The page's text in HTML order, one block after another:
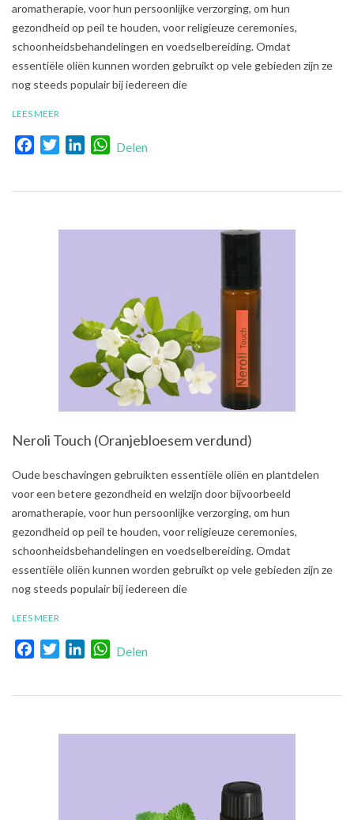
aromatherapie, voor hun persoonlijke verzorging, om hun
gezondheid op peil te houden, voor religieuze ceremonies,
schoonheidsbehandelingen en voedselbereiding. Omdat
essentiële oliën kunnen worden gebruikt op vele gebieden zijn ze
nog steeds populair bij iedereen die
LEES MEER
FacebookTwitterLinkedInWhatsApp
Delen
Neroli Touch (Oranjebloesem verdund)
2021-
Oude beschavingen gebruikten essentiële oliën en plantdelen
voor een betere gezondheid en welzijn door bijvoorbeeld
aromatherapie, voor hun persoonlijke verzorging, om hun
gezondheid op peil te houden, voor religieuze ceremonies,
schoonheidsbehandelingen en voedselbereiding. Omdat
essentiële oliën kunnen worden gebruikt op vele gebieden zijn ze
nog steeds populair bij iedereen die
LEES MEER
FacebookTwitterLinkedInWhatsApp
Delen